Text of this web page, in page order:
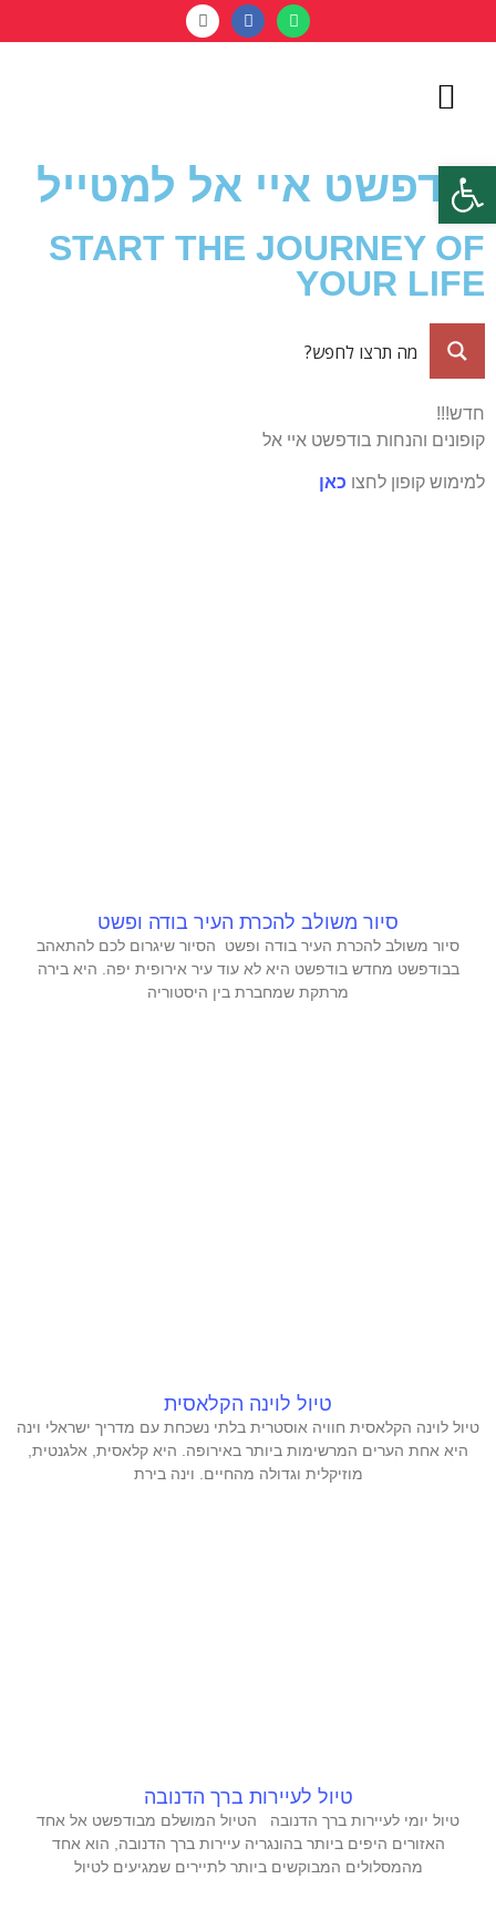
בודפשט איי אל למטייל
START THE JOURNEY OF
YOUR LIFE
חדש!!!
קופונים והנחות בודפשט איי אל
למימוש קופון לחצו כאן
סיור משולב להכרת העיר בודה ופשט
סיור משולב להכרת העיר בודה ופשט הסיור שיגרום לכם להתאהב
בבודפשט מחדש בודפשט היא לא עוד עיר אירופית יפה. היא בירה
מרתקת שמחברת בין היסטוריה
טיול לוינה הקלאסית
טיול לוינה הקלאסית חוויה אוסטרית בלתי נשכחת עם מדריך ישראלי וינה
היא אחת הערים המרשימות ביותר באירופה. היא קלאסית, אלגנטית,
מוזיקלית וגדולה מהחיים. וינה בירת
טיול לעיירות ברך הדנובה
טיול יומי לעיירות ברך הדנובה הטיול המושלם מבודפשט אל אחד
האזורים היפים ביותר בהונגריה עיירות ברך הדנובה, הוא אחד
מהמסלולים המבוקשים ביותר לתיירים שמגיעים לטיול
פתח סרגל נגישות